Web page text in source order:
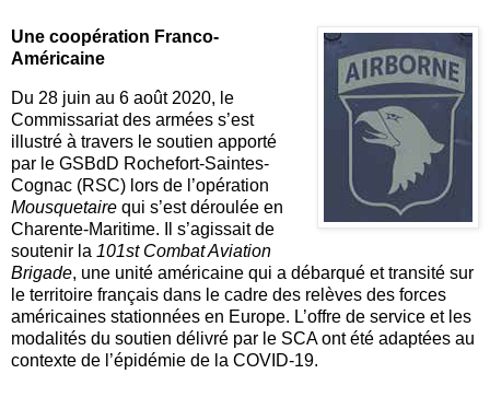
Une coopération Franco-
Américaine
Du 28 juin au 6 août 2020, le
Commissariat des armées s’est
illustré à travers le soutien apporté
par le GSBdD Rochefort-Saintes-
Cognac (RSC) lors de l’opération
Mousquetaire qui s’est déroulée en
Charente-Maritime. Il s’agissait de
soutenir la 101st Combat Aviation
Brigade, une unité américaine qui a débarqué et transité sur
le territoire français dans le cadre des relèves des forces
américaines stationnées en Europe. L’offre de service et les
modalités du soutien délivré par le SCA ont été adaptées au
contexte de l’épidémie de la COVID-19.